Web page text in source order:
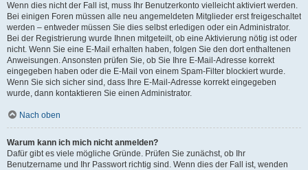
Wenn dies nicht der Fall ist, muss Ihr Benutzerkonto vielleicht aktiviert werden.
Bei einigen Foren müssen alle neu angemeldeten Mitglieder erst freigeschaltet
werden – entweder müssen Sie dies selbst erledigen oder ein Administrator.
Bei der Registrierung wurde Ihnen mitgeteilt, ob eine Aktivierung nötig ist oder
nicht. Wenn Sie eine E-Mail erhalten haben, folgen Sie den dort enthaltenen
Anweisungen. Ansonsten prüfen Sie, ob Sie Ihre E-Mail-Adresse korrekt
eingegeben haben oder die E-Mail von einem Spam-Filter blockiert wurde.
Wenn Sie sich sicher sind, dass Ihre E-Mail-Adresse korrekt eingegeben
wurde, dann kontaktieren Sie einen Administrator.
Nach oben
Warum kann ich mich nicht anmelden?
Dafür gibt es viele mögliche Gründe. Prüfen Sie zunächst, ob Ihr
Benutzername und Ihr Passwort richtig sind. Wenn dies der Fall ist, wenden